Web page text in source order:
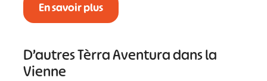
En savoir plus
D’autres Tèrra Aventura dans la
Vienne